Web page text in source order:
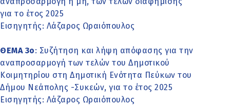
για το έτος 2025
Εισηγητής: Λάζαρος Ωραιόπουλος
ΘΕΜΑ 3o: Συζήτηση και λήψη απόφασης για την
αναπροσαρμογή των τελών του Δημοτικού
Κοιμητηρίου στη Δημοτική Ενότητα Πεύκων του
Δήμου Νεάπολης -Συκεών, για το έτος 2025
Εισηγητής: Λάζαρος Ωραιόπουλος